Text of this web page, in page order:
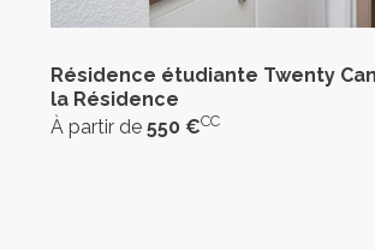
Résidence étudiante Twenty
la Résidence
À partir de 550 €CC